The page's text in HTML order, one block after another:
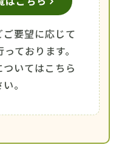
要望に応じて
ております。
いてはこちら
。